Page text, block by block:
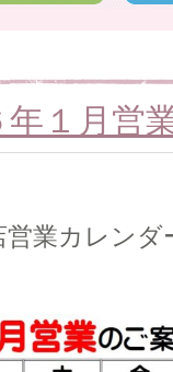
１月営
営業カレンダ